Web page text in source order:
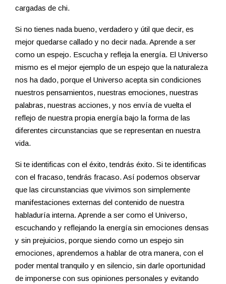
cargadas de chi.
Si no tienes nada bueno, verdadero y útil que decir, es
mejor quedarse callado y no decir nada. Aprende a ser
como un espejo. Escucha y refleja la energía. El Universo
mismo es el mejor ejemplo de un espejo que la naturaleza
nos ha dado, porque el Universo acepta sin condiciones
nuestros pensamientos, nuestras emociones, nuestras
palabras, nuestras acciones, y nos envía de vuelta el
reflejo de nuestra propia energía bajo la forma de las
diferentes circunstancias que se representan en nuestra
vida.
Si te identificas con el éxito, tendrás éxito. Si te identificas
con el fracaso, tendrás fracaso. Así podemos observar
que las circunstancias que vivimos son simplemente
manifestaciones externas del contenido de nuestra
habladuría interna. Aprende a ser como el Universo,
escuchando y reflejando la energía sin emociones densas
y sin prejuicios, porque siendo como un espejo sin
emociones, aprendemos a hablar de otra manera, con el
poder mental tranquilo y en silencio, sin darle oportunidad
de imponerse con sus opiniones personales y evitando